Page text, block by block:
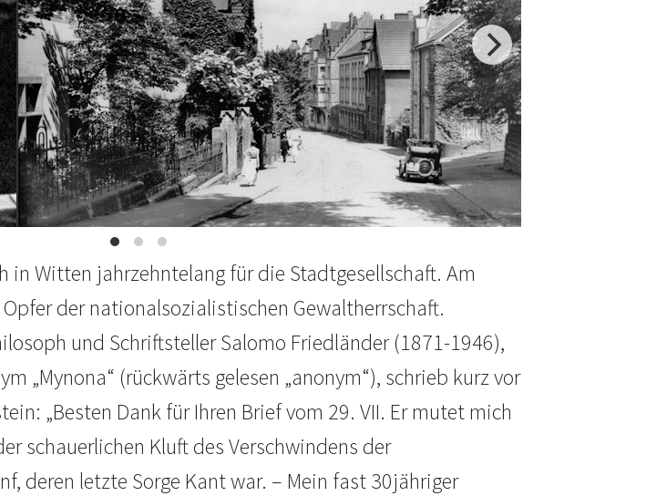
in Witten jahrzehntelang für die Stadtgesellschaft. Am
der nationalsozialistischen Gewaltherrschaft.
und Schriftsteller Salomo Friedländer (1871-1946),
„Mynona“ (rückwärts gelesen „anonym“), schrieb kurz vor
„Besten Dank für Ihren Brief vom 29. VII. Er mutet mich
schauerlichen Kluft des Verschwindens der
deren letzte Sorge Kant war. – Mein fast 30jähriger